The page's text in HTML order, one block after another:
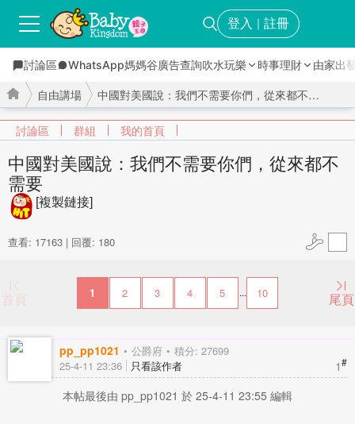
登入 ｜ 註冊
討論區 WhatsApp媽媽谷廣告查詢吹水玩樂 時事理財 由家出
討論區 群組 我的首頁
›
自由講場 中國對美國說：我們不需要你們，從來都不需要 ...
查看: 17163 | 回覆: 180
中國對美國說：我們不需要你們，從來都不
需要
[複製鏈接]
首頁 1 2 3 4 5 ... 10 尾頁
pp_pp1021 公爵府 積分: 27699
1#
25-4-11 23:36 只看該作者
本帖最後由 pp_pp1021 於 25-4-11 23:55 編輯